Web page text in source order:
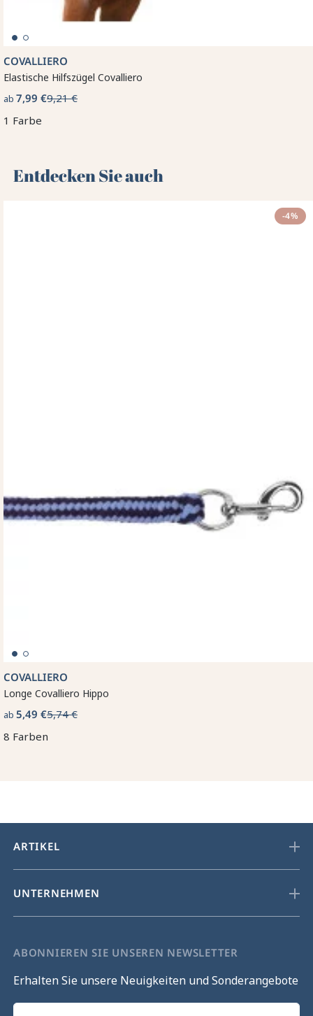
COVALLIERO
Elastische Hilfszügel Covalliero
ab 7,99 €9,21 €
1 Farbe
Entdecken Sie auch 🌻
-4%
COVALLIERO
Longe Covalliero Hippo
ab 5,49 €5,74 €
8 Farben
ARTIKEL
UNTERNEHMEN
ABONNIEREN SIE UNSEREN NEWSLETTER
Erhalten Sie unsere Neuigkeiten und Sonderangebote